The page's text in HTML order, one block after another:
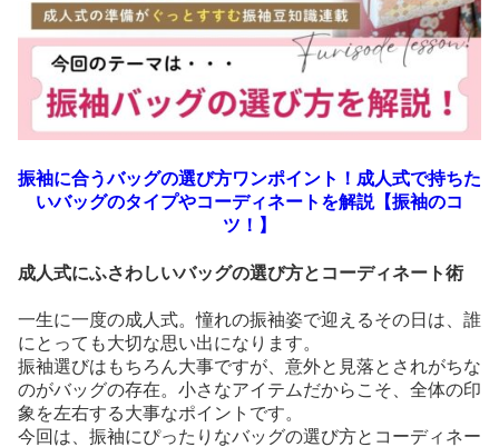
振袖に合うバッグの選び方ワンポイント！成人式で持ちた
いバッグのタイプやコーディネートを解説【振袖のコ
ツ！】
成人式にふさわしいバッグの選び方とコーディネート術
一生に一度の成人式。憧れの振袖姿で迎えるその日は、誰
にとっても大切な思い出になります。
振袖選びはもちろん大事ですが、意外と見落とされがちな
のがバッグの存在。小さなアイテムだからこそ、全体の印
象を左右する大事なポイントです。
今回は、振袖にぴったりなバッグの選び方とコーディネー